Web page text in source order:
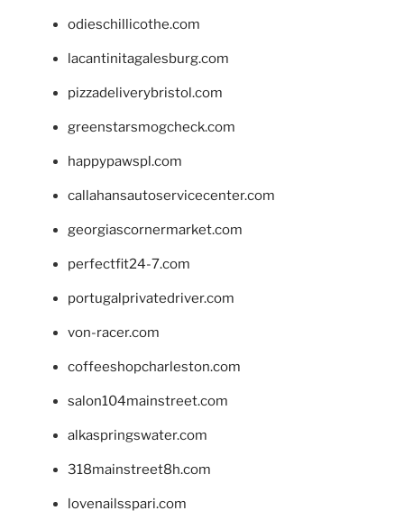
odieschillicothe.com
lacantinitagalesburg.com
pizzadeliverybristol.com
greenstarsmogcheck.com
happypawspl.com
callahansautoservicecenter.com
georgiascornermarket.com
perfectfit24-7.com
portugalprivatedriver.com
von-racer.com
coffeeshopcharleston.com
salon104mainstreet.com
alkaspringswater.com
318mainstreet8h.com
lovenailsspari.com